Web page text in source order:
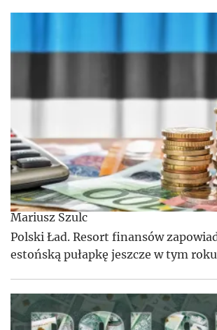
Mariusz Szulc
Polski Ład. Resort finansów
estońską pułapkę jeszcze w tym roku